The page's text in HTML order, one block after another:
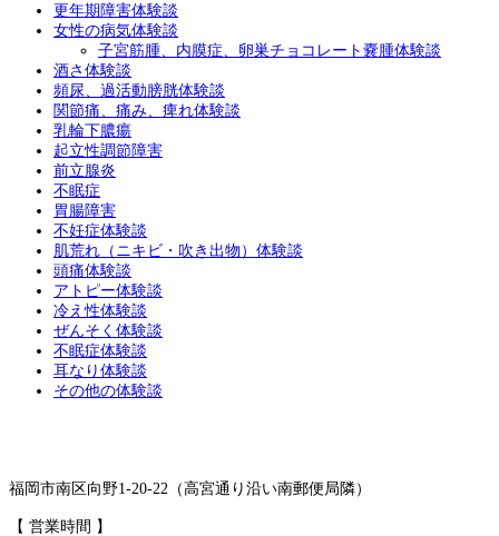
更年期障害体験談
女性の病気体験談
子宮筋腫、内膜症、卵巣チョコレート嚢腫体験談
酒さ体験談
頻尿、過活動膀胱体験談
関節痛、痛み、痺れ体験談
乳輪下膿瘍
起立性調節障害
前立腺炎
不眠症
胃腸障害
不妊症体験談
肌荒れ（ニキビ・吹き出物）体験談
頭痛体験談
アトピー体験談
冷え性体験談
ぜんそく体験談
不眠症体験談
耳なり体験談
その他の体験談
福岡市南区向野1-20-22（高宮通り沿い南郵便局隣）
【 営業時間 】